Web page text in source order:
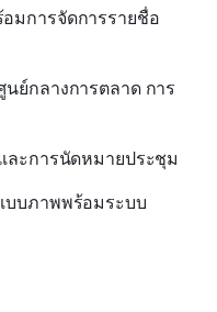
มการจัดการรายชื่อ
ย์กลางการตลาด การ
ละการนัดหมายประชุม
บบภาพพร้อมระบบ